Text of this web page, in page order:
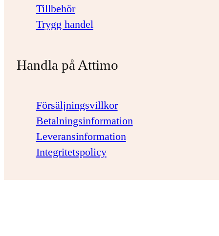
Tillbehör
Trygg handel
Handla på Attimo
Försäljningsvillkor
Betalningsinformation
Leveransinformation
Integritetspolicy